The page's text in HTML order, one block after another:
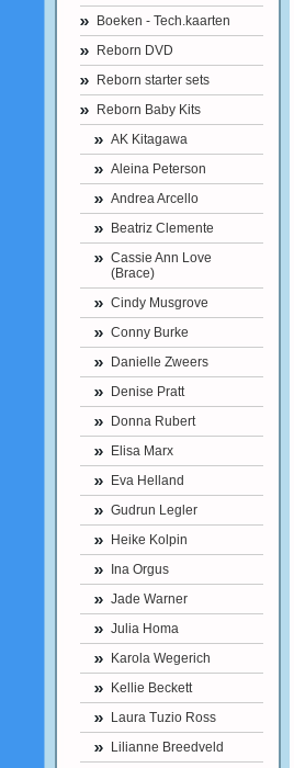
Boeken - Tech.kaarten
Reborn DVD
Reborn starter sets
Reborn Baby Kits
AK Kitagawa
Aleina Peterson
Andrea Arcello
Beatriz Clemente
Cassie Ann Love
(Brace)
Cindy Musgrove
Conny Burke
Danielle Zweers
Denise Pratt
Donna Rubert
Elisa Marx
Eva Helland
Gudrun Legler
Heike Kolpin
Ina Orgus
Jade Warner
Julia Homa
Karola Wegerich
Kellie Beckett
Laura Tuzio Ross
Lilianne Breedveld